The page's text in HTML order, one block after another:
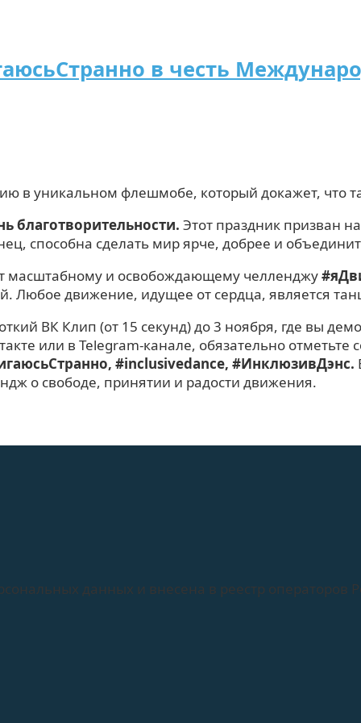
в честь
в уникальном флешмобе, который докажет,
благотворительности. Этот праздник призван
способна сделать мир ярче, добрее и
масштабному и освобождающему челленджу
Любое движение, идущее от сердца, является
ВК Клип (от 15 секунд) до 3 ноября, где вы
или в Telegram-канале, обязательно отметьте
#inclusivedance, #ИнклюзивДэнс.
о свободе, принятии и радости движения.
данных и внесена в реестр